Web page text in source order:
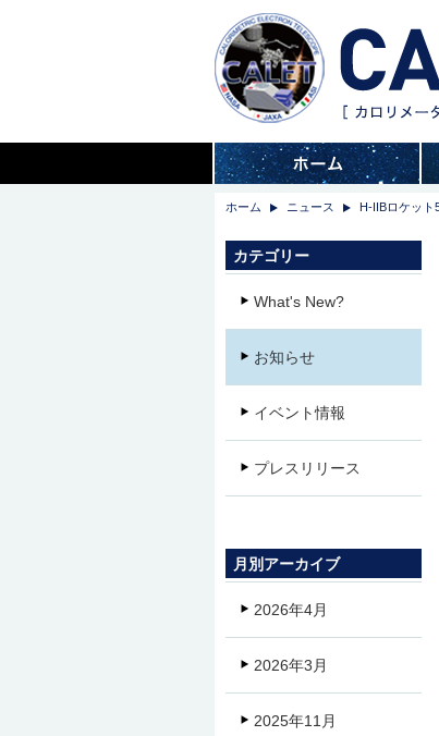
ホーム ニュース H-IIBロケット
カテゴリー
What's New?
お知らせ
イベント情報
プレスリリース
月別アーカイブ
2026年4月
2026年3月
2025年11月